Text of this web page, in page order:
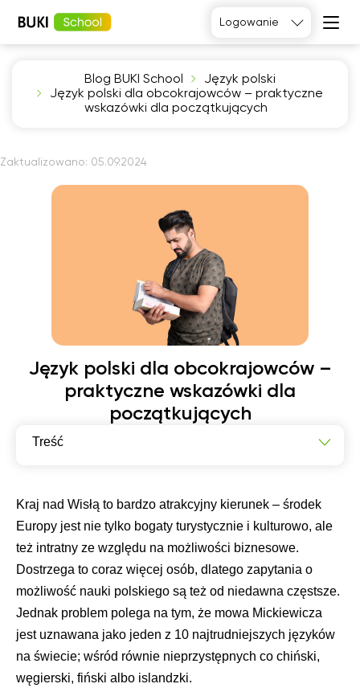
Matematyka
Chemia
Język
angielski
Język
Logowanie
Blog BUKI School
Język polski
Język polski dla obcokrajowców – praktyczne
wskazówki dla początkujących
Zaktualizowano: 05.09.2024
Język polski dla obcokrajowców –
praktyczne wskazówki dla
początkujących
Treść
Jakimi narzędziami może się wspierać obcokrajowiec
podczas nauki?
Zbiór narzędzi online (i nie tylko!) dla chętnych na naukę
polskiego
Kraj nad Wisłą to bardzo atrakcyjny kierunek – środek
Europy jest nie tylko bogaty turystycznie i kulturowo, ale
też intratny ze względu na możliwości biznesowe.
Dostrzega to coraz więcej osób, dlatego zapytania o
możliwość nauki polskiego są też od niedawna częstsze.
Jednak problem polega na tym, że mowa Mickiewicza
jest uznawana jako jeden z 10 najtrudniejszych języków
na świecie; wśród równie nieprzystępnych co chiński,
węgierski, fiński albo islandzki.